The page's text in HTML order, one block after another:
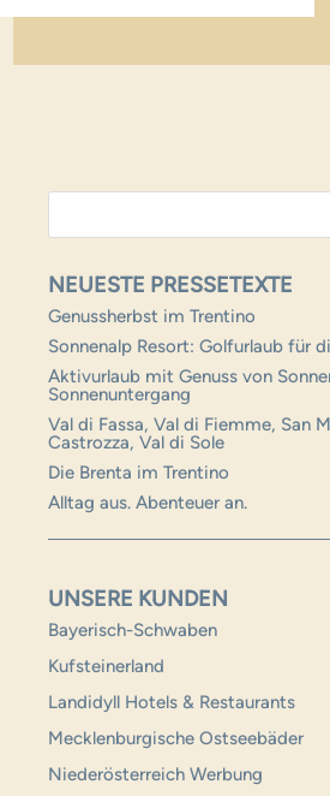
NEUESTE PRESSETEXTE
Genussherbst im Trentino
Sonnenalp Resort: Golfurlaub für
Aktivurlaub mit Genuss von
Sonnenuntergang
Val di Fassa, Val di Fiemme, San
Castrozza, Val di Sole
Die Brenta im Trentino
Alltag aus. Abenteuer an.
UNSERE KUNDEN
Bayerisch-Schwaben
Kufsteinerland
Landidyll Hotels & Restaurants
Mecklenburgische Ostseebäder
Niederösterreich Werbung